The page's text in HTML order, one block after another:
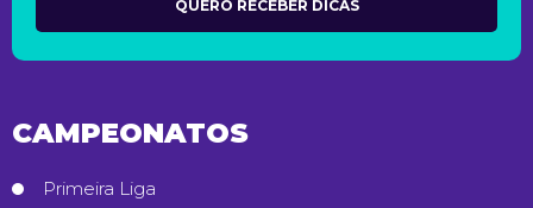
CAMPEONATOS
Primeira Liga